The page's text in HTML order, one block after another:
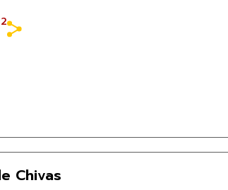
Chivas